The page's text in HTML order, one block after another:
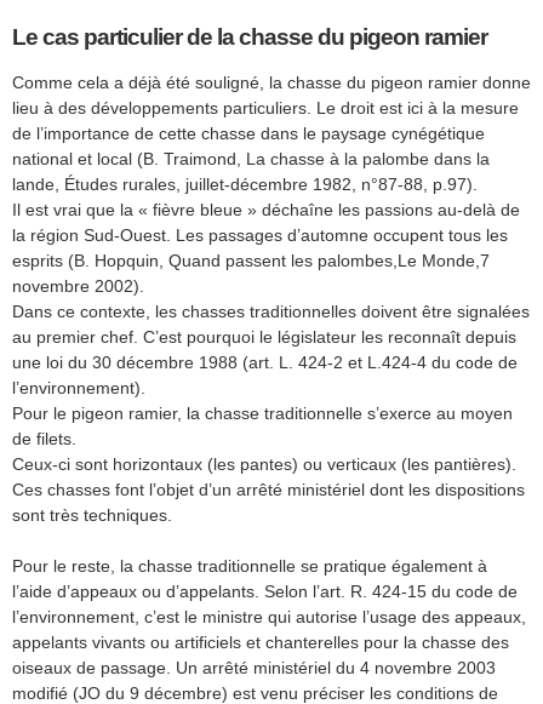
Le cas particulier de la chasse du pigeon ramier
Comme cela a déjà été souligné, la chasse du pigeon ramier donne
lieu à des développements particuliers. Le droit est ici à la mesure
de l’importance de cette chasse dans le paysage cynégétique
national et local (B. Traimond, La chasse à la palombe dans la
lande, Études rurales, juillet-décembre 1982, n°87-88, p.97).
Il est vrai que la « fièvre bleue » déchaîne les passions au-delà de
la région Sud-Ouest. Les passages d’automne occupent tous les
esprits (B. Hopquin, Quand passent les palombes,Le Monde,7
novembre 2002).
Dans ce contexte, les chasses traditionnelles doivent être signalées
au premier chef. C’est pourquoi le législateur les reconnaît depuis
une loi du 30 décembre 1988 (art. L. 424-2 et L.424-4 du code de
l’environnement).
Pour le pigeon ramier, la chasse traditionnelle s’exerce au moyen
de filets.
Ceux-ci sont horizontaux (les pantes) ou verticaux (les pantières).
Ces chasses font l’objet d’un arrêté ministériel dont les dispositions
sont très techniques.
Pour le reste, la chasse traditionnelle se pratique également à
l’aide d’appeaux ou d’appelants. Selon l’art. R. 424-15 du code de
l’environnement, c’est le ministre qui autorise l’usage des appeaux,
appelants vivants ou artificiels et chanterelles pour la chasse des
oiseaux de passage. Un arrêté ministériel du 4 novembre 2003
modifié (JO du 9 décembre) est venu préciser les conditions de